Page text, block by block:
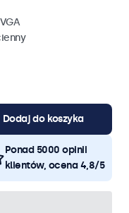
Dodaj do koszyka
Ponad 5000 opinii
klientów, ocena 4,8/5